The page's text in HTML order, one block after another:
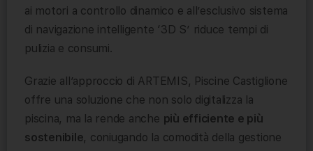
ai motori a controllo dinamico e all’esclusivo sistema
di navigazione intelligente ‘3D S’ riduce tempi di
pulizia e consumi.
Grazie all’approccio di ARTEMIS, Piscine Castiglione
offre una soluzione che non solo digitalizza la
piscina, ma la rende anche più efficiente e più
sostenibile, coniugando la comodità della gestione